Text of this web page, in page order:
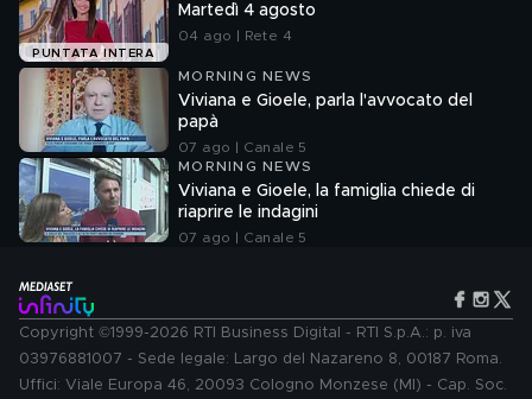
PUNTATA INTERA
Martedì 4 agosto
04 ago | Rete 4
MORNING NEWS
Viviana e Gioele, parla l'avvocato del
papà
07 ago | Canale 5
MORNING NEWS
Viviana e Gioele, la famiglia chiede di
riaprire le indagini
07 ago | Canale 5
Copyright ©1999-2026 RTI Business Digital - RTI S.p.A.: p. iva
03976881007 - Sede legale: Largo del Nazareno 8, 00187 Roma.
Uffici: Viale Europa 46, 20093 Cologno Monzese (MI) - Cap. Soc.